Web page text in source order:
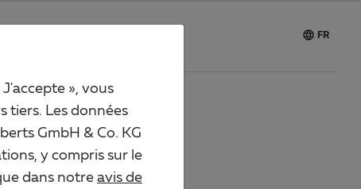
», vous
tiers. Les données
GmbH & Co. KG
y compris sur le
dans notre avis de
 FR